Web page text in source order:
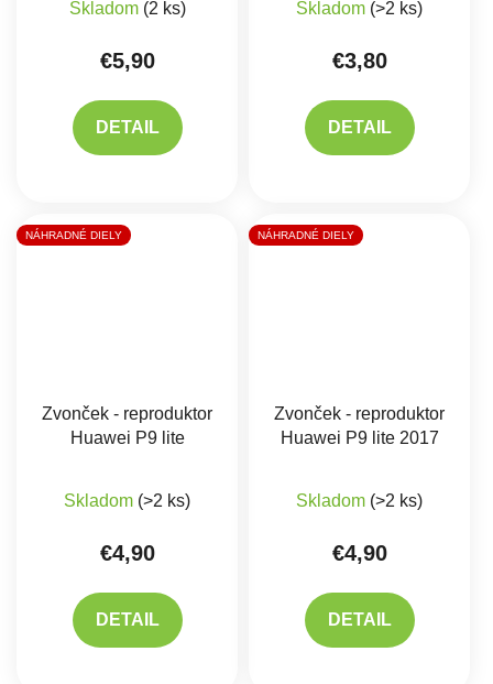
Skladom (2 ks)
€5,90
DETAIL
Skladom (>2 ks)
€3,80
DETAIL
NÁHRADNÉ DIELY
Zvonček - reproduktor
Huawei P9 lite
Skladom (>2 ks)
€4,90
DETAIL
NÁHRADNÉ DIELY
Zvonček - reproduktor
Huawei P9 lite 2017
Skladom (>2 ks)
€4,90
DETAIL